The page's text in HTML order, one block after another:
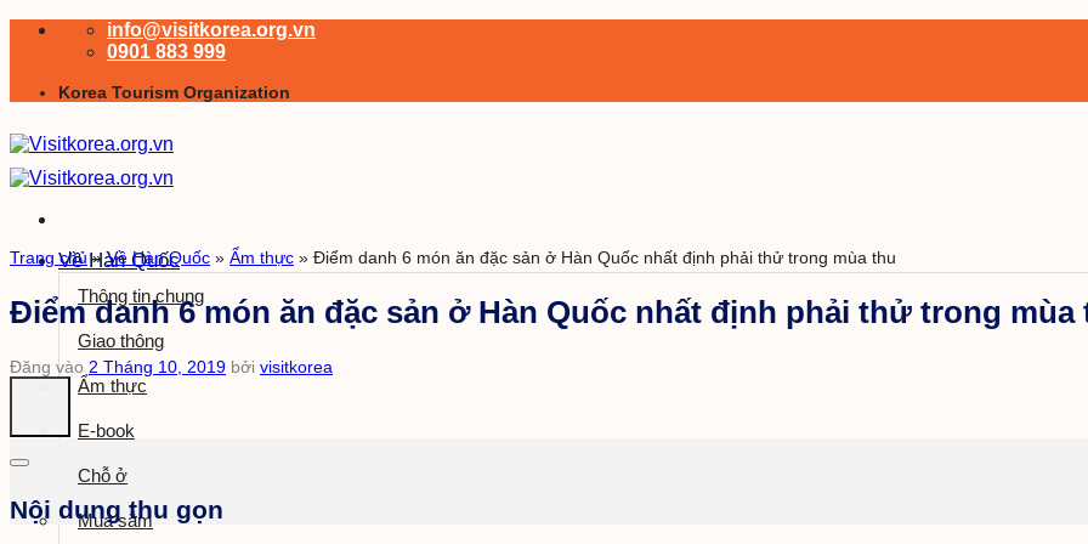
dung
info@visitkorea.org.vn
0901 883 999
Korea Tourism Organization
Về Hàn Quốc
Thông tin chung
Giao thông
Ẩm thực
E-book
Chỗ ở
Mua sắm
Trang chủ»Về Hàn Quốc » Ẩm thực » Điểm danh 6 món ăn đặc sản ở Hàn Quốc nhất định phải thử trong mùa thu
Điểm danh 6 món ăn đặc sản ở Hàn Quốc nhất định phải thử trong mùa
Đăng vào 2 Tháng 10, 2019 bởi visitkorea
Nội dung thu gọn